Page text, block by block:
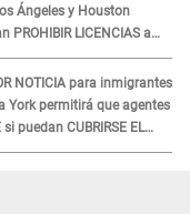
Ángeles y Houston
PROHIBIR LICENCIAS a
no presenten ESTE
NOTICIA para inmigrantes
York permitirá que agentes
si puedan CUBRIRSE EL